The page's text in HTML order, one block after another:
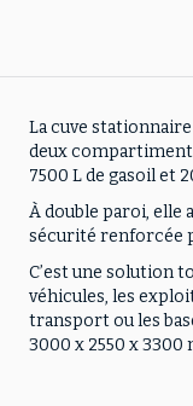
La cuve stationnaire
deux
7500 L de gasoil et
À double paroi, elle
sécurité renforcée
C’est une solution
véhicules, les
transport ou les
3000 x 2550 x 3300